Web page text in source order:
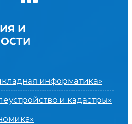
И
информатика»
и кадастры»